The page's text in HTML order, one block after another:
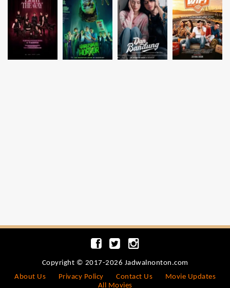
Copyright © 2017-2026 Jadwalnonton.com
About Us
Privacy Policy Contact Us
Movie Updates
All Movies